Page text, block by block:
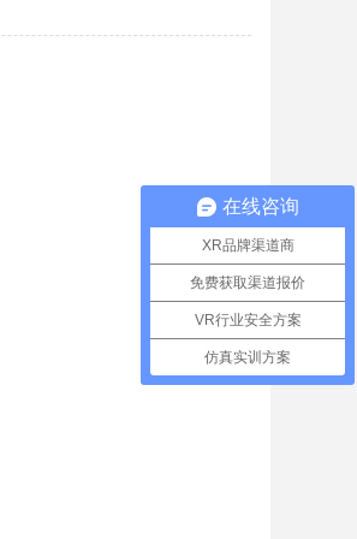
在线咨询
XR品牌渠道商
免费获取渠道报价
VR行业安全方案
仿真实训方案